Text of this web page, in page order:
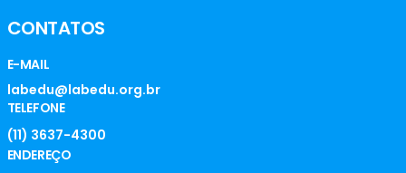
CONTATOS
E-MAIL
labedu@labedu.org.br
TELEFONE
(11) 3637-4300
ENDEREÇO